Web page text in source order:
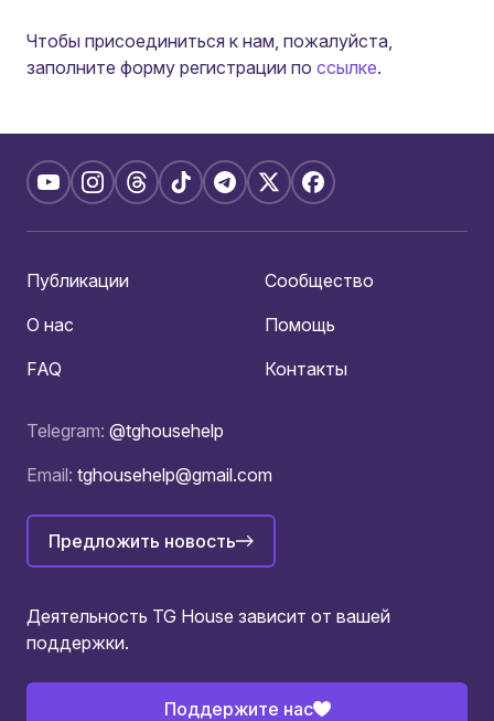
Чтобы присоединиться к нам, пожалуйста,
заполните форму регистрации по ссылке.
Telegram: @tghousehelp
Email: tghousehelp@gmail.com
Предложить новость
Публикации
Сообщество
О нас
Помощь
FAQ
Контакты
Деятельность TG House зависит от вашей
поддержки.
Поддержите нас